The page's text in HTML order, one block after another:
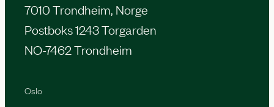
Oslo
7010 Trondheim, Norge
Postboks 1243 Torgarden
NO-7462 Trondheim